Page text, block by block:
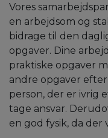
Vores
en arbejdsom og
bidrage til den
opgaver. Dine
praktiske opgaver
andre opgaver
person, der er ivrig
tage ansvar.
en god fysik, da